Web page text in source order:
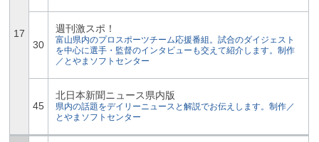
17
30
週刊激スポ！
富山県内のプロスポーツチーム応援番組。試合のダイジェスト
を中心に選手・監督のインタビューも交えて紹介します。制作
／とやまソフトセンター
45
北日本新聞ニュース県内版
県内の話題をデイリーニュースと解説でお伝えします。制作／
とやまソフトセンター